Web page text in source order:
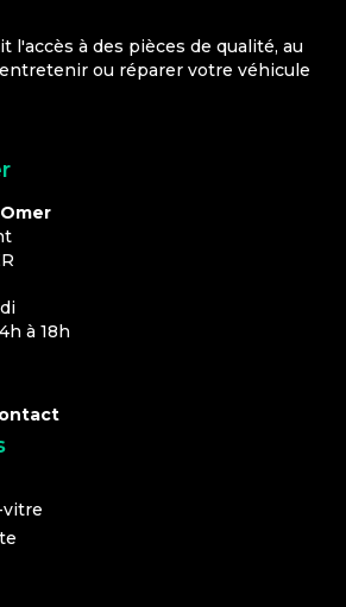
l'accès à des pièces de qualité, au
ou réparer votre véhicule
à 18h
vitre